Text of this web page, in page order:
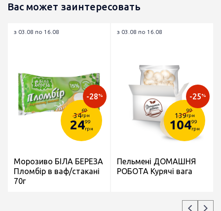
Вас может заинтересовать
з 03.08 по 16.08
34
69
грн
2499
грн
-28%
Морозиво БІЛА БЕРЕЗА
Пломбір в ваф/стакані
70г
з 03.08 по 16.08
139
99
грн
10499
грн
-25%
Пельмені ДОМАШНЯ
РОБОТА Курячі вага